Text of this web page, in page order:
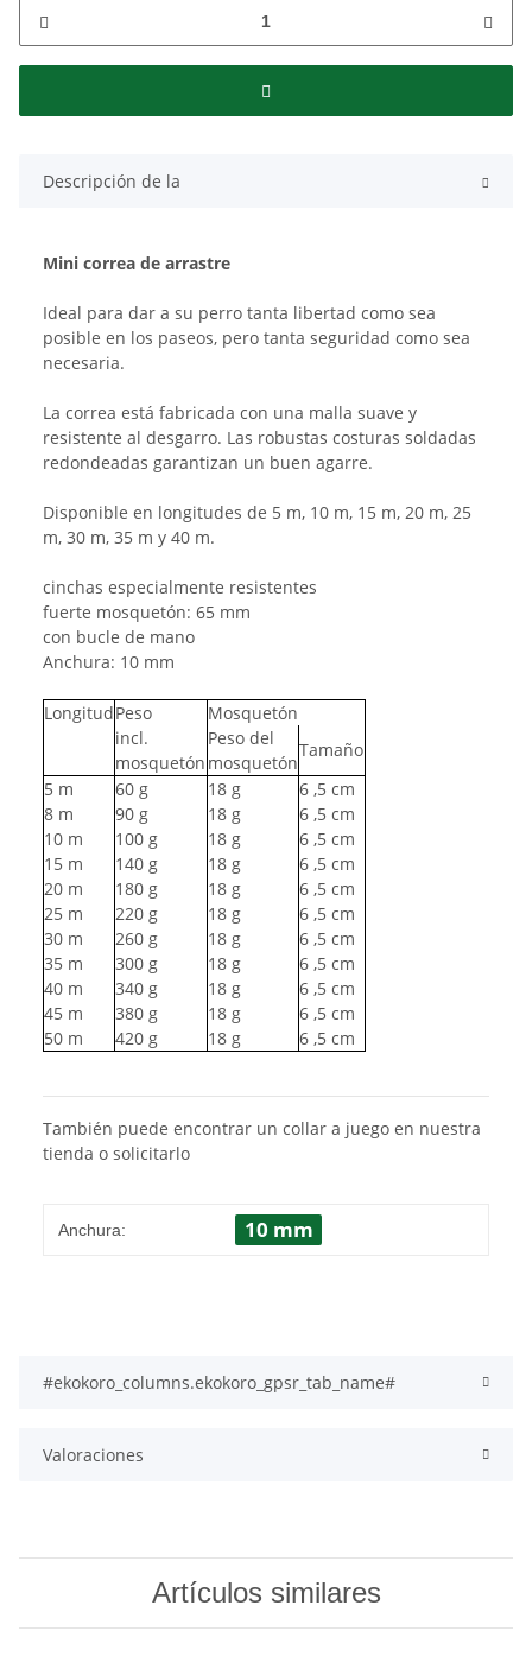
Descripción de la
Mini correa de arrastre
Ideal para dar a su perro tanta libertad como sea
posible en los paseos, pero tanta seguridad como sea
necesaria.
La correa está fabricada con una malla suave y
resistente al desgarro. Las robustas costuras soldadas
redondeadas garantizan un buen agarre.
Disponible en longitudes de 5 m, 10 m, 15 m, 20 m, 25
m, 30 m, 35 m y 40 m.
cinchas especialmente resistentes
fuerte mosquetón: 65 mm
con bucle de mano
Anchura: 10 mm
LongitudPeso
Mosquetón
incl.
mosquetón
Peso del
mosquetón
Tamaño
5 m 60 g 18 g 6 ,5 cm
8 m 90 g 18 g 6 ,5 cm
10 m 100 g 18 g 6 ,5 cm
15 m 140 g 18 g 6 ,5 cm
20 m 180 g 18 g 6 ,5 cm
25 m 220 g 18 g 6 ,5 cm
30 m 260 g 18 g 6 ,5 cm
35 m 300 g 18 g 6 ,5 cm
40 m 340 g 18 g 6 ,5 cm
45 m 380 g 18 g 6 ,5 cm
50 m 420 g 18 g 6 ,5 cm
También puede encontrar un collar a juego en nuestra
tienda o solicitarlo
Anchura: 10 mm
#ekokoro_columns.ekokoro_gpsr_tab_name#
Valoraciones
Artículos similares